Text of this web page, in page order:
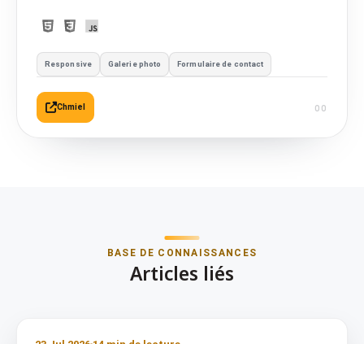
Responsive Galerie photo Formulaire de contact
Chmiel
BASE DE CONNAISSANCES
Articles liés